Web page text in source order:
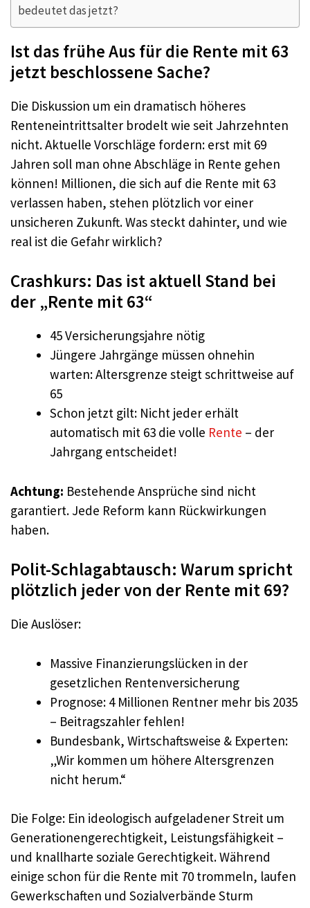
bedeutet das jetzt?
Ist das frühe Aus für die Rente mit 63
jetzt beschlossene Sache?
Die Diskussion um ein dramatisch höheres
Renteneintrittsalter brodelt wie seit Jahrzehnten
nicht. Aktuelle Vorschläge fordern: erst mit 69
Jahren soll man ohne Abschläge in Rente gehen
können! Millionen, die sich auf die Rente mit 63
verlassen haben, stehen plötzlich vor einer
unsicheren Zukunft. Was steckt dahinter, und wie
real ist die Gefahr wirklich?
Crashkurs: Das ist aktuell Stand bei
der „Rente mit 63“
45 Versicherungsjahre nötig
Jüngere Jahrgänge müssen ohnehin
warten: Altersgrenze steigt schrittweise auf
65
Schon jetzt gilt: Nicht jeder erhält
automatisch mit 63 die volle Rente – der
Jahrgang entscheidet!
Achtung: Bestehende Ansprüche sind nicht
garantiert. Jede Reform kann Rückwirkungen
haben.
Polit-Schlagabtausch: Warum spricht
plötzlich jeder von der Rente mit 69?
Die Auslöser:
Massive Finanzierungslücken in der
gesetzlichen Rentenversicherung
Prognose: 4 Millionen Rentner mehr bis 2035
– Beitragszahler fehlen!
Bundesbank, Wirtschaftsweise & Experten:
„Wir kommen um höhere Altersgrenzen
nicht herum.“
Die Folge: Ein ideologisch aufgeladener Streit um
Generationengerechtigkeit, Leistungsfähigkeit –
und knallharte soziale Gerechtigkeit. Während
einige schon für die Rente mit 70 trommeln, laufen
Gewerkschaften und Sozialverbände Sturm